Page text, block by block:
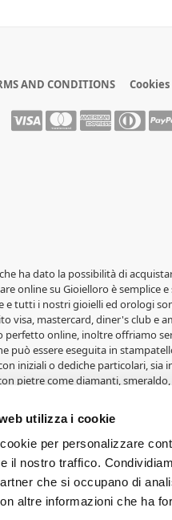
utilizza i cookie
per personalizzare
il nostro traffico.
che si occupano di
altre informazioni che ha
AND CONDITIONS Cookies
ha dato la possibilità di
online su Gioielloro è
tutti i nostri gioielli ed orologi
visa, mastercard, diner's club e
online, inoltre offriamo
può essere eseguita in
iniziali o dediche particolari,
pietre come diamanti,
cornici, portafoto, album
Outlet troverete grandi affari
Matrimoni.
gioielli - Proprietà di Cappagli
DEI MARCHI
di monitor o di dispositivo